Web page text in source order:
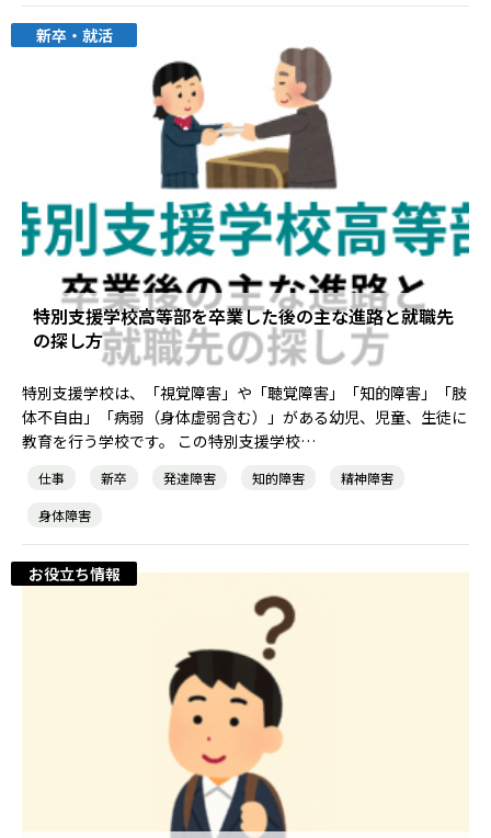
新卒・就活
特別支援学校高等部を卒業した後の主な進路と就職先
の探し方
特別支援学校は、「視覚障害」や「聴覚障害」「知的障害」「肢
体不自由」「病弱（身体虚弱含む）」がある幼児、児童、生徒に
教育を行う学校です。 この特別支援学校…
仕事 新卒 発達障害 知的障害
精神障害
身体障害
お役立ち情報
就労移行支援サービス
障害別専門支援の就労移行支援サービス
IT・Web制作スキルを身につける就労移行支援サービス
農業生産サービス
ご利用ガイド
法人向けページ
メニューを閉じる
メニューを閉じる